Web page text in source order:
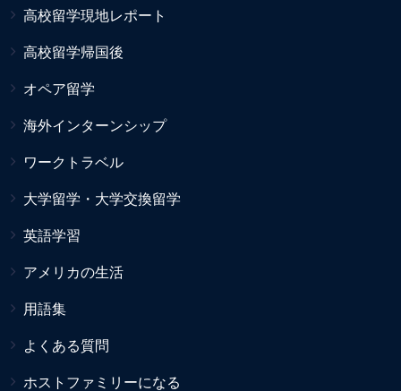
高校留学現地レポート
高校留学帰国後
オペア留学
海外インターンシップ
ワークトラベル
大学留学・大学交換留学
英語学習
アメリカの生活
用語集
よくある質問
ホストファミリーになる